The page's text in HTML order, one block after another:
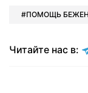
ПОМОЩЬ
Читайте нас в: